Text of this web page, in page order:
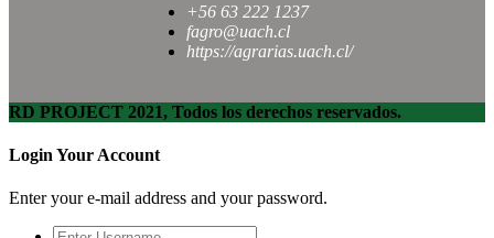
+56 63 222 1237
fagro@uach.cl
https://agrarias.uach.cl/
RD PROJECT 2021, Todos los derechos reservados.
Login Your Account
Enter your e-mail address and your password.